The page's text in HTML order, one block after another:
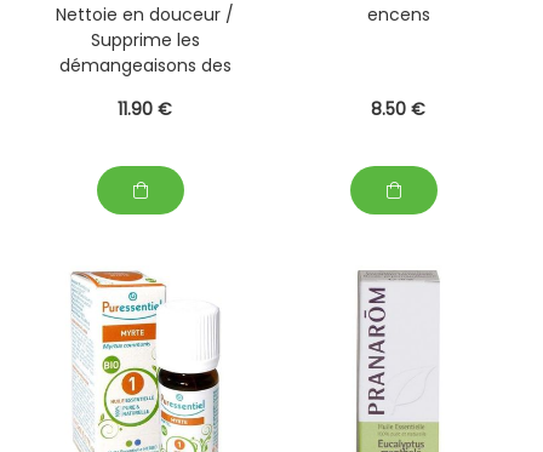
Nettoie en douceur /
Supprime les
démangeaisons des
jours
11.90 €
encens
8.50 €